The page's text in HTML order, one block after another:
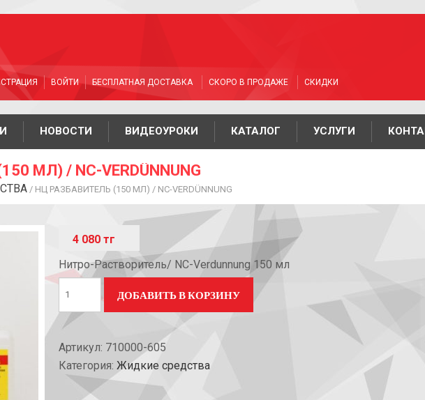
ВОЙТИ БЕСПЛАТНАЯ ДОСТАВКА СКОРО В ПРОДАЖЕ СКИДКИ
НОВОСТИ ВИДЕОУРОКИ КАТАЛОГ УСЛУГИ
МЛ) / NC-VERDÜNNUNG
/ НЦ РАЗБАВИТЕЛЬ (150 МЛ) / NC-VERDÜNNUNG
4 080 тг
Нитро-Растворитель/ NC-Verdunnung 150 мл
ДОБАВИТЬ В КОРЗИНУ
Артикул: 710000-605
Категория: Жидкие средства